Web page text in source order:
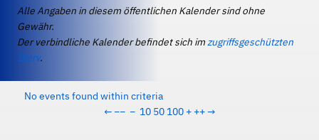
Alle Angaben in diesem öffentlichen Kalender sind ohne
Gewähr.
Der verbindliche Kalender befindet sich imzugriffsgeschützten
IServ.
No events found within criteria
← −− − 10 50 100 + ++→